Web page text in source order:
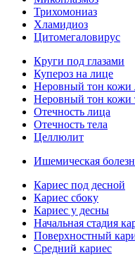
Трихомониаз
Хламидиоз
Цитомегаловирус
Круги под глазами
Купероз на лице
Неровный тон кожи
Неровный тон кожи
Отечность лица
Отечность тела
Целлюлит
Ишемическая
Кариес под десной
Кариес сбоку
Кариес у десны
Начальная стадия
Поверхностный
Средний кариес